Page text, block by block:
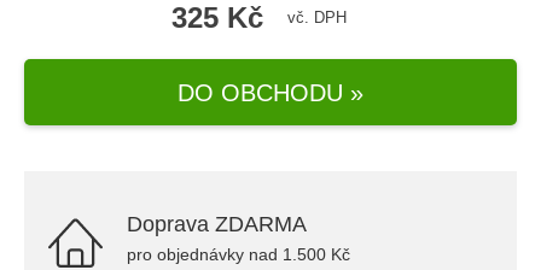
325 Kč vč. DPH
DO OBCHODU »
Doprava ZDARMA
pro objednávky nad 1.500 Kč